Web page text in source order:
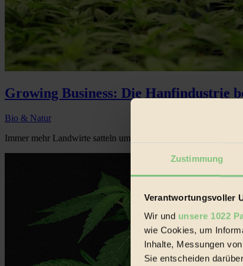
Zustimmung
Verantwortungsvoller
Wir und unsere 1022
wie Cookies, um
Inhalte, Messungen
Sie entscheiden
Growing Business: Die Hanfindustrie
Bio & Natur
Immer mehr Landwirte satteln um und die Produzenten werden